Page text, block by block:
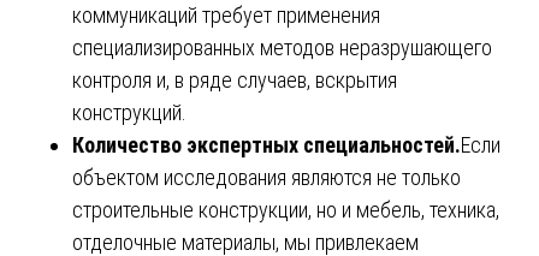
коммуникаций требует применения
специализированных методов неразрушающего
контроля и, в ряде случаев, вскрытия
конструкций.
Количество экспертных специальностей.Если
объектом исследования являются не только
строительные конструкции, но и мебель, техника,
отделочные материалы, мы привлекаем